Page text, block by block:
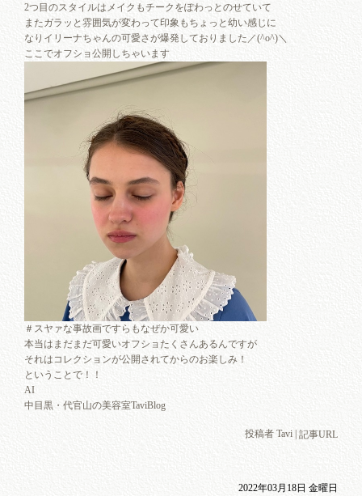
2つ目のスタイルはメイクもチークをぽわっとのせていて
またガラッと雰囲気が変わって印象もちょっと幼い感じに
なりイリーナちゃんの可愛さが爆発しておりました／(^o^)＼
ここでオフショ公開しちゃいます
＃スヤァな事故画ですらもなぜか可愛い
本当はまだまだ可愛いオフショたくさんあるんですが
それはコレクションが公開されてからのお楽しみ！
ということで！！
AI
中目黒・代官山の美容室TaviBlog
投稿者 Tavi | 記事URL
2022年03月18日 金曜日